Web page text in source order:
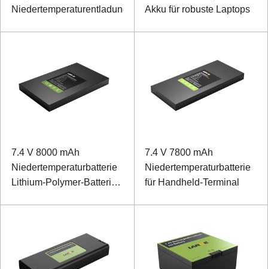
Niedertemperaturentladung
Akku für robuste Laptops
7.4 V 8000 mAh
Niedertemperaturbatterie
Lithium-Polymer-Batterie
7.4 V 7800 mAh
Niedertemperaturbatterie
für Handheld-Terminal